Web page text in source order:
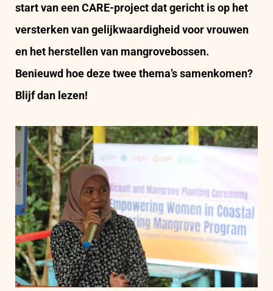
start van een CARE-project dat gericht is op het
versterken van gelijkwaardigheid voor vrouwen
en het herstellen van mangrovebossen.
Benieuwd hoe deze twee thema’s samenkomen?
Blijf dan lezen!